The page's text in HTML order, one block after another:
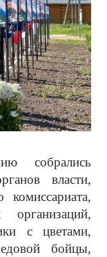
собрались
власти,
комиссариата,
организаций,
с цветами,
бойцы,